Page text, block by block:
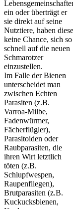
ein oder überträgt er
sie direkt auf seine
Nutztiere, haben diese
keine Chance, sich so
schnell auf die neuen
Schmarotzer
einzustellen.
Im Falle der Bienen
unterscheidet man
zwischen Echten
Parasiten (z.B.
Varroa-Milbe,
Fadenwürmer,
Fächerflügler),
Parasitoiden oder
Raubparasiten, die
ihren Wirt letztlich
töten (z.B.
Schlupfwespen,
Raupenfliegen),
Brutparasiten (z.B.
Kuckucksbienen,